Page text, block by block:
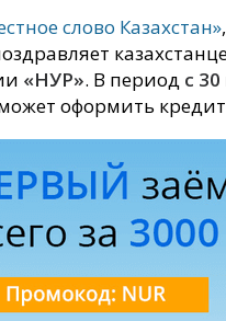
слово Казахстан»
«НУР». В период с
оформить кредит